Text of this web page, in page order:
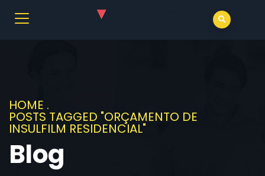
HOME .
POSTS TAGGED "ORÇAMENTO DE
INSULFILM RESIDENCIAL"
Blog